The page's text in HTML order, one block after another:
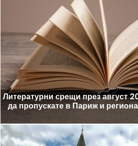
Литературни срещи през август
да пропускате в Париж и